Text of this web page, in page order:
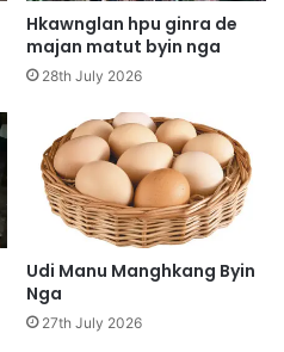
Hkawnglan hpu ginra de
majan matut byin nga
28th July 2026
Udi Manu Manghkang Byin
Nga
27th July 2026